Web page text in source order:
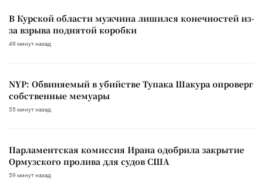
В Курской области мужчина лишился конечностей из-
за взрыва поднятой коробки
49 минут назад
NYP: Обвиняемый в убийстве Тупака Шакура опроверг
собственные мемуары
55 минут назад
Парламентская комиссия Ирана одобрила закрытие
Ормузского пролива для судов США
59 минут назад